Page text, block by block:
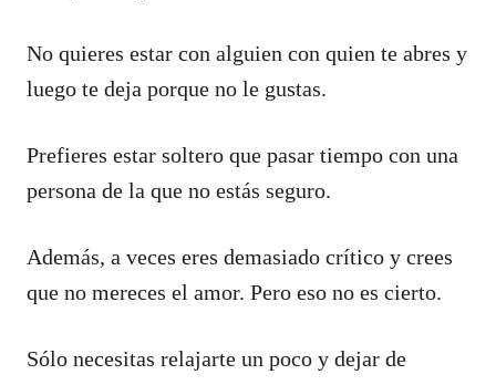
No quieres estar con alguien con quien te abres y
luego te deja porque no le gustas.
Prefieres estar soltero que pasar tiempo con una
persona de la que no estás seguro.
Además, a veces eres demasiado crítico y crees
que no mereces el amor. Pero eso no es cierto.
Sólo necesitas relajarte un poco y dejar de